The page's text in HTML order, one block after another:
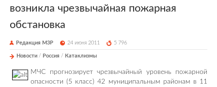
возникла чрезвычайная пожарная
обстановка
Редакция М3Р 24 июня 2011 5 796
Новости / Россия / Катаклизмы
МЧС прогнозирует чрезвычайный уровень пожарной
опасности (5 класс) 42 муниципальным районам в 11